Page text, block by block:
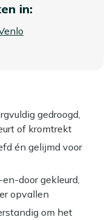
in:
gedroogd,
of kromtrekt
én gelijmd voor
door gekleurd,
opvallen
om het